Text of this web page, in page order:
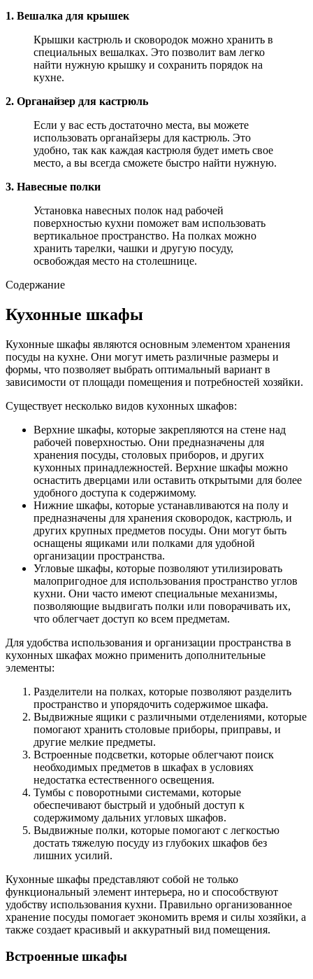
1. Вешалка для крышек
Крышки кастрюль и сковородок можно хранить в
специальных вешалках. Это позволит вам легко
найти нужную крышку и сохранить порядок на
кухне.
2. Органайзер для кастрюль
Если у вас есть достаточно места, вы можете
использовать органайзеры для кастрюль. Это
удобно, так как каждая кастрюля будет иметь свое
место, а вы всегда сможете быстро найти нужную.
3. Навесные полки
Установка навесных полок над рабочей
поверхностью кухни поможет вам использовать
вертикальное пространство. На полках можно
хранить тарелки, чашки и другую посуду,
освобождая место на столешнице.
Содержание
Кухонные шкафы
Кухонные шкафы являются основным элементом хранения
посуды на кухне. Они могут иметь различные размеры и
формы, что позволяет выбрать оптимальный вариант в
зависимости от площади помещения и потребностей хозяйки.
Существует несколько видов кухонных шкафов:
Верхние шкафы, которые закрепляются на стене над
рабочей поверхностью. Они предназначены для
хранения посуды, столовых приборов, и других
кухонных принадлежностей. Верхние шкафы можно
оснастить дверцами или оставить открытыми для более
удобного доступа к содержимому.
Нижние шкафы, которые устанавливаются на полу и
предназначены для хранения сковородок, кастрюль, и
других крупных предметов посуды. Они могут быть
оснащены ящиками или полками для удобной
организации пространства.
Угловые шкафы, которые позволяют утилизировать
малопригодное для использования пространство углов
кухни. Они часто имеют специальные механизмы,
позволяющие выдвигать полки или поворачивать их,
что облегчает доступ ко всем предметам.
Для удобства использования и организации пространства в
кухонных шкафах можно применить дополнительные
элементы:
Разделители на полках, которые позволяют разделить
пространство и упорядочить содержимое шкафа.
Выдвижные ящики с различными отделениями, которые
помогают хранить столовые приборы, приправы, и
другие мелкие предметы.
Встроенные подсветки, которые облегчают поиск
необходимых предметов в шкафах в условиях
недостатка естественного освещения.
Тумбы с поворотными системами, которые
обеспечивают быстрый и удобный доступ к
содержимому дальних угловых шкафов.
Выдвижные полки, которые помогают с легкостью
достать тяжелую посуду из глубоких шкафов без
лишних усилий.
Кухонные шкафы представляют собой не только
функциональный элемент интерьера, но и способствуют
удобству использования кухни. Правильно организованное
хранение посуды помогает экономить время и силы хозяйки, а
также создает красивый и аккуратный вид помещения.
Встроенные шкафы